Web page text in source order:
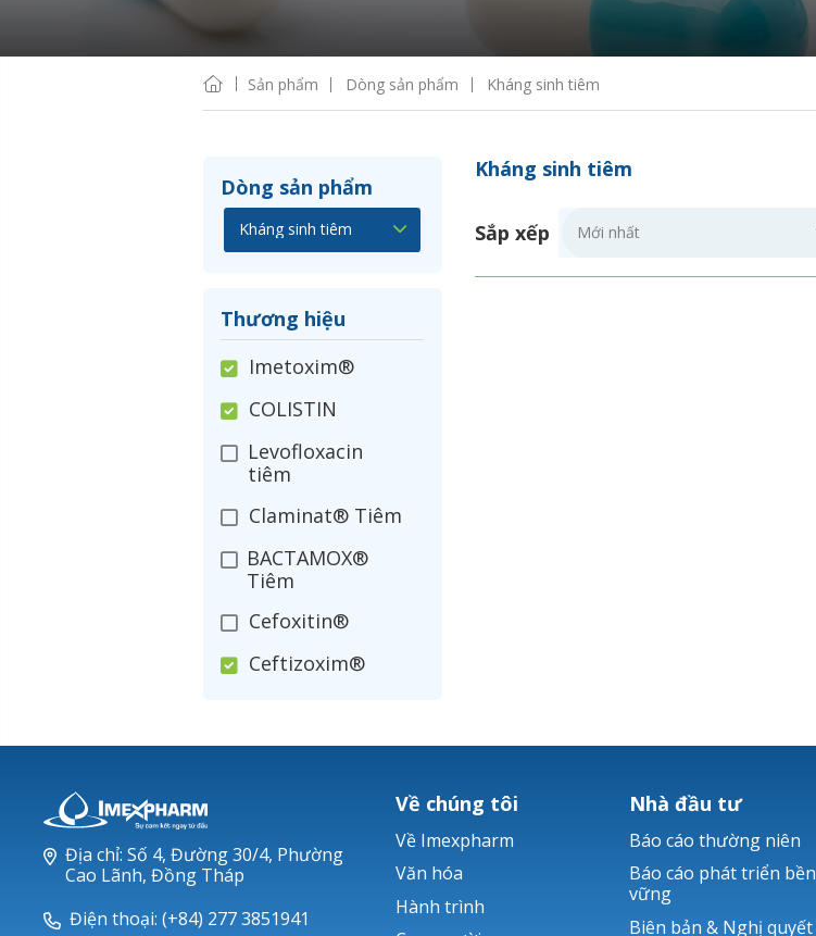
Sản phẩm Dòng sản phẩm Kháng sinh tiêm
Dòng sản phẩm
Thương hiệu
Imetoxim®
COLISTIN
Levofloxacin
tiêm
Claminat® Tiêm
BACTAMOX®
Tiêm
Cefoxitin®
Ceftizoxim®
Nerusyn®
Ticarlinat®
Zobacta®
Kháng sinh tiêm
Sắp xếp
Địa chỉ: Số 4, Đường 30/4, Phường
Cao Lãnh, Đồng Tháp
Điện thoại: (+84) 277 3851941
Về chúng tôi
Về Imexpharm
Văn hóa
Hành trình
Nhà đầu tư
Báo cáo thường niên
Báo cáo phát triển bền
vững
Biên bản & Nghị quyết